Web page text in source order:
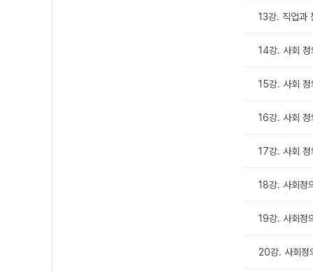
13강. 직업과
14강. 사회 정
15강. 사회 정
16강. 사회
17강. 사회
18강. 사회정
19강. 사회정
20강. 사회정